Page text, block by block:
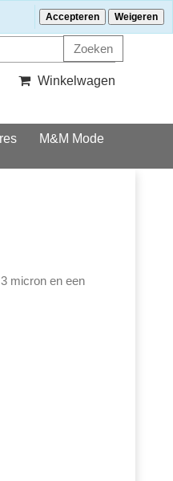
ontvangen?
Winkelwagen
M&M Mode
micron en een
Accepteren Weigeren